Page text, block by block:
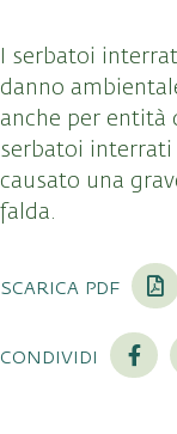
I serbatoi
danno
anche per entità
serbatoi interrati
causato una
falda.
scarica pdf
condividi